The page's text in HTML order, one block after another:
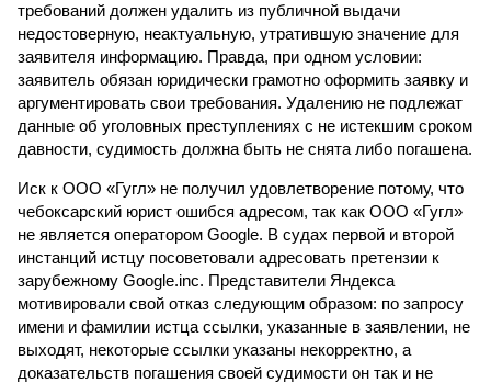
требований должен удалить из публичной выдачи
недостоверную, неактуальную, утратившую значение для
заявителя информацию. Правда, при одном условии:
заявитель обязан юридически грамотно оформить заявку и
аргументировать свои требования. Удалению не подлежат
данные об уголовных преступлениях с не истекшим сроком
давности, судимость должна быть не снята либо погашена.
Иск к ООО «Гугл» не получил удовлетворение потому, что
чебоксарский юрист ошибся адресом, так как ООО «Гугл»
не является оператором Google. В судах первой и второй
инстанций истцу посоветовали адресовать претензии к
зарубежному Google.inc. Представители Яндекса
мотивировали свой отказ следующим образом: по запросу
имени и фамилии истца ссылки, указанные в заявлении, не
выходят, некоторые ссылки указаны некорректно, а
доказательств погашения своей судимости он так и не